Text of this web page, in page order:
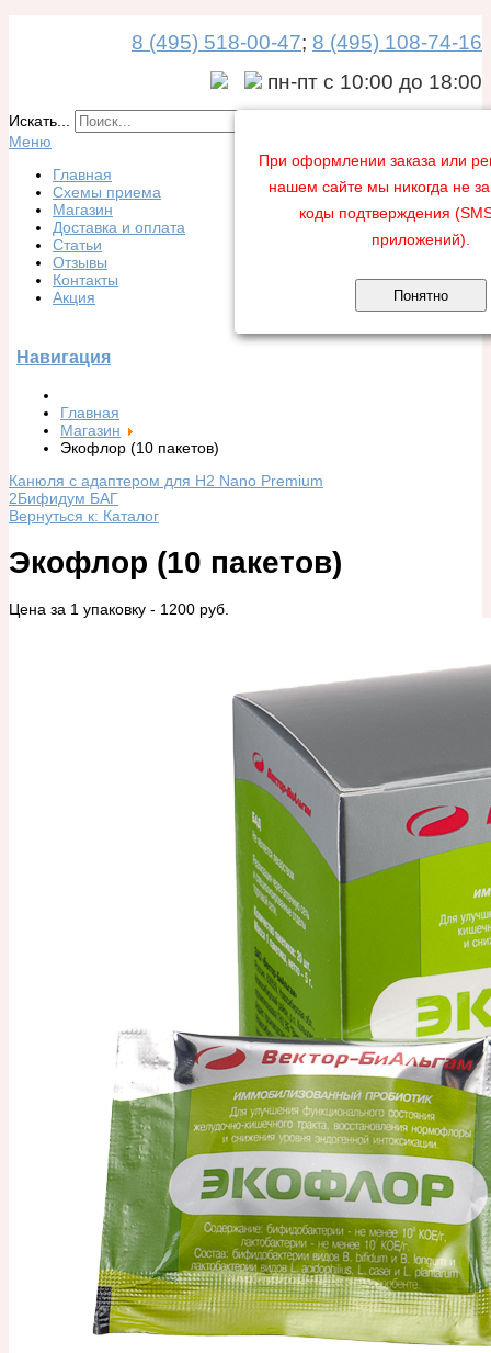
8 (495) 518-00-47; 8 (495) 108-74-16
пн-пт с 10:00 до 18:00
Искать...
Меню
Главная
Схемы приема
Магазин
Доставка и оплата
Статьи
Отзывы
Контакты
Акция
Навигация
Главная
Магазин
Экофлор (10 пакетов)
Канюля с адаптером для H2 Nano Premium
2Бифидум БАГ
Вернуться к: Каталог
Экофлор (10 пакетов)
Цена за 1 упаковку - 1200 руб.
При оформлении заказа или
нашем сайте мы никогда не
коды подтверждения
приложений).
Понятно